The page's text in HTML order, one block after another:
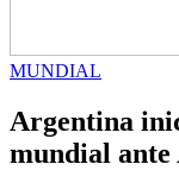
MUNDIAL
Argentina
mundial ante